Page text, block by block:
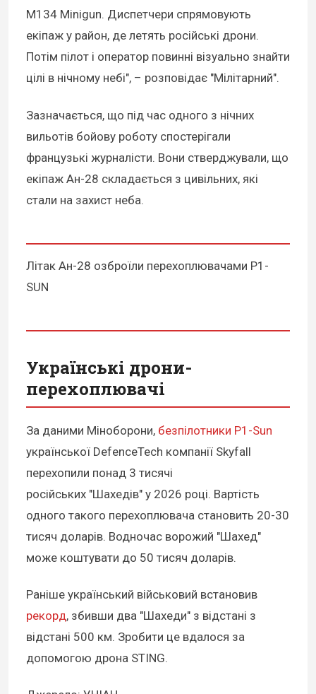
M134 Minigun. Диспетчери спрямовують
екіпаж у район, де летять російські дрони.
Потім пілот і оператор повинні візуально знайти
цілі в нічному небі", – розповідає "Мілітарний".
Зазначається, що під час одного з нічних
вильотів бойову роботу спостерігали
французькі журналісти. Вони стверджували, що
екіпаж Ан-28 складається з цивільних, які
стали на захист неба.
Літак Ан-28 озброїли перехоплювачами P1-
SUN
Українські дрони-
перехоплювачі
За даними Міноборони, безпілотники P1-Sun
української DefenceTech компанії Skyfall
перехопили понад 3 тисячі
російських "Шахедів" у 2026 році. Вартість
одного такого перехоплювача становить 20-30
тисяч доларів. Водночас ворожий "Шахед"
може коштувати до 50 тисяч доларів.
Раніше український військовий встановив
рекорд, збивши два "Шахеди" з відстані з
відстані 500 км. Зробити це вдалося за
допомогою дрона STING.